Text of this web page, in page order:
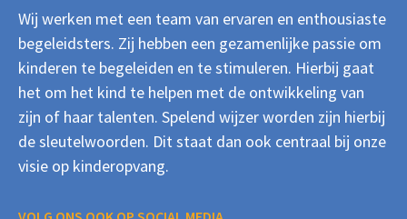
Wij werken met een team van ervaren en enthousiaste
begeleidsters. Zij hebben een gezamenlijke passie om
kinderen te begeleiden en te stimuleren. Hierbij gaat
het om het kind te helpen met de ontwikkeling van
zijn of haar talenten. Spelend wijzer worden zijn hierbij
de sleutelwoorden. Dit staat dan ook centraal bij onze
visie op kinderopvang.